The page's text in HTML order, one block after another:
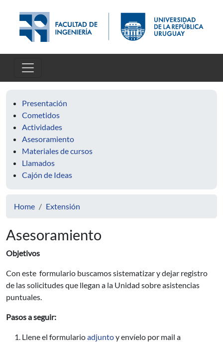
Presentación
Cometidos
Actividades
Asesoramiento
Materiales de cursos
Llamados
Cajón de Ideas
Home Extensión
Asesoramiento
Objetivos
Con este formulario buscamos sistematizar y dejar registro
de las solicitudes que llegan a la Unidad sobre asistencias
puntuales.
Pasos a seguir:
Llene el formularioadjuntoy envíelo por mail a